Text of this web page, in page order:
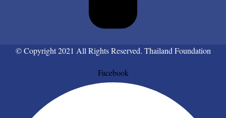
© Copyright 2021 All Rights Reserved. Thailand Foundation
Facebook